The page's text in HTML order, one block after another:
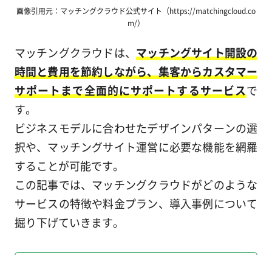
画像引用元：マッチングクラウド公式サイト（https://matchingcloud.co
m/）
マッチングクラウドは、 マッチングサイト開設の
時間と費用を節約しながら、集客からカスタマー
サポートまで全面的にサポートするサービスで
す。
ビジネスモデルに合わせたデザインパターンの選
択や、マッチングサイト運営に必要な機能を網羅
することが可能です。
この記事では、マッチングクラウドがどのような
サービスの特徴や料金プラン、導入事例について
掘り下げていきます。